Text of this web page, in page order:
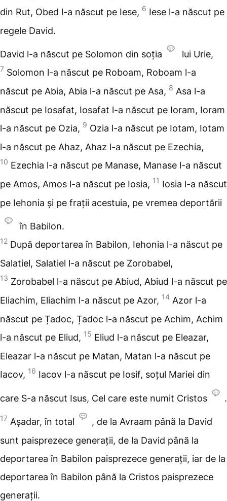
din Rut, Obed l-a născut pe Iese, 6 Iese l-a născut pe
regele David.
David l-a născut pe Solomon din soția lui Urie,
7 Solomon l-a născut pe Roboam, Roboam l-a
născut pe Abia, Abia l-a născut pe Asa, 8 Asa l-a
născut pe Iosafat, Iosafat l-a născut pe Ioram, Ioram
l-a născut pe Ozia, 9 Ozia l-a născut pe Iotam, Iotam
l-a născut pe Ahaz, Ahaz l-a născut pe Ezechia,
10 Ezechia l-a născut pe Manase, Manase l-a născut
pe Amos, Amos l-a născut pe Iosia, 11 Iosia l-a născut
pe Iehonia și pe frații acestuia, pe vremea deportării
în Babilon.
12 După deportarea în Babilon, Iehonia l-a născut pe
Salatiel, Salatiel l-a născut pe Zorobabel,
13 Zorobabel l-a născut pe Abiud, Abiud l-a născut pe
Eliachim, Eliachim l-a născut pe Azor, 14 Azor l-a
născut pe Țadoc, Țadoc l-a născut pe Achim, Achim
l-a născut pe Eliud, 15 Eliud l-a născut pe Eleazar,
Eleazar l-a născut pe Matan, Matan l-a născut pe
Iacov, 16 Iacov l-a născut pe Iosif, soțul Mariei din
care S-a născut Isus, Cel care este numit Cristos .
17 Așadar, în total
, de la Avraam până la David
sunt paisprezece generații, de la David până la
deportarea în Babilon paisprezece generații, iar de la
deportarea în Babilon până la Cristos paisprezece
generații.